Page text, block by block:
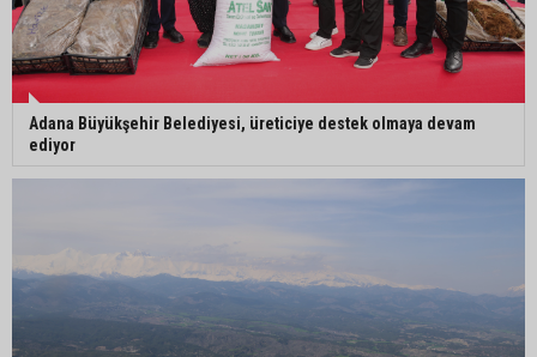
Adana Büyükşehir Belediyesi, üreticiye destek olmaya devam
ediyor